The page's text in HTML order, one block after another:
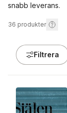
snabb leverans.
36 produkter
Filtrera